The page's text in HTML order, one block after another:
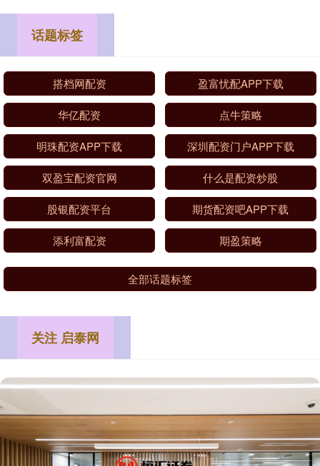
话题标签
搭档网配资 盈富忧配APP下载
华亿配资 点牛策略
明珠配资APP下载 深圳配资门户APP下载
双盈宝配资官网 什么是配资炒股
股银配资平台 期货配资吧APP下载
添利富配资 期盈策略
全部话题标签
关注 启泰网